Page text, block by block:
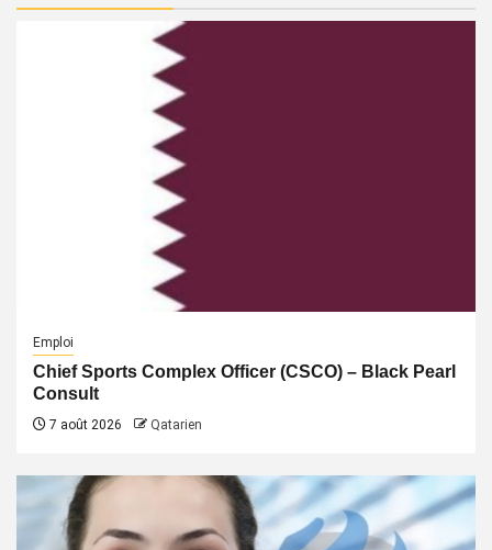
Emploi
Chief Sports Complex Officer (CSCO) – Black Pearl
Consult
7 août 2026 Qatarien